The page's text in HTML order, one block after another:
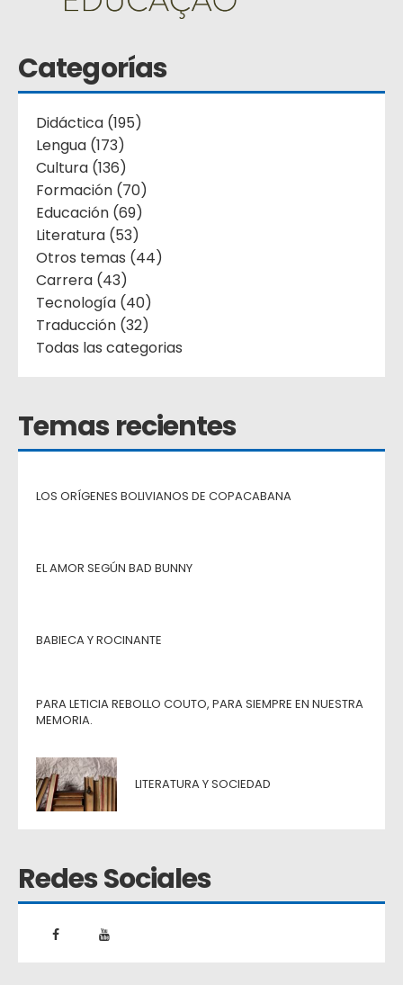
Categorías
Didáctica (195)
Lengua (173)
Cultura (136)
Formación (70)
Educación (69)
Literatura (53)
Otros temas (44)
Carrera (43)
Tecnología (40)
Traducción (32)
Todas las categorias
Temas recientes
LOS ORÍGENES BOLIVIANOS DE COPACABANA
EL AMOR SEGÚN BAD BUNNY
BABIECA Y ROCINANTE
PARA LETICIA REBOLLO COUTO, PARA SIEMPRE EN NUESTRA
MEMORIA.
LITERATURA Y SOCIEDAD
Redes Sociales